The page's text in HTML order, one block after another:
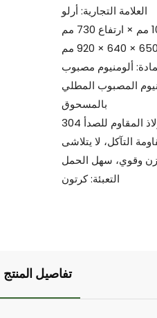
العلامة التجارية: أرلو
ألومنيوم مصبوب
المصبوب المطلي
بالمسحوق
للصدأ 304
التآكل، لا يتلاشى
التعبئة: كرتون
تفاصيل المنتج